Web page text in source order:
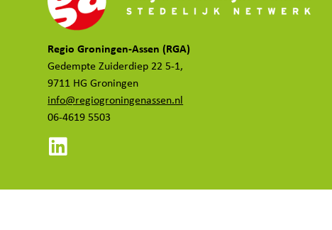
Regio Groningen-Assen (RGA)
Gedempte Zuiderdiep 22 5-1,
9711 HG Groningen
info@regiogroningenassen.nl
06-4619 5503